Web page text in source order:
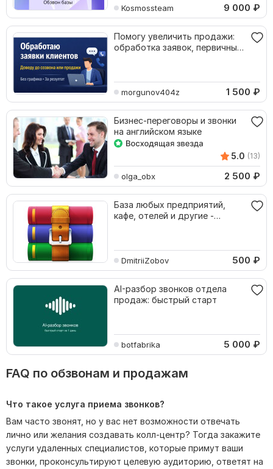
Kosmossteam 9 000 ₽
Помогу увеличить продажи:
обработка заявок, первичный
morgunov404z 1 500 ₽
Бизнес-переговоры и звонки
на английском языке
5.0 (13)
olga_obx 2 500 ₽
База любых предприятий,
кафе, отелей и другие -
DmitriiZobov 500 ₽
AI-разбор звонков отдела
продаж: быстрый старт
botfabrika 5 000 ₽
FAQ по обзвонам и продажам
Что такое услуга приема звонков?
Вам часто звонят, но у вас нет возможности отвечать
лично или желания создавать колл-центр? Тогда закажите
услуги удаленных специалистов, которые примут ваши
звонки, проконсультируют целевую аудиторию, ответят на